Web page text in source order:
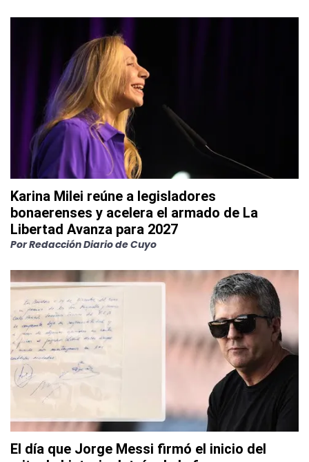
Karina Milei reúne a legisladores
bonaerenses y acelera el armado de La
Libertad Avanza para 2027
PorRedacción Diario de Cuyo
El día que Jorge Messi firmó el inicio del